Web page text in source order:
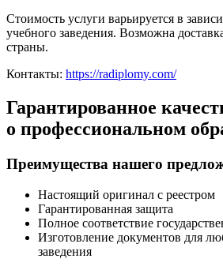
Стоимость услуги варьируется в
учебного заведения. Возможна
страны.
Контакты: https://radiplomy.com/
Гарантированное
о профессиональном
Преимущества нашего
Настоящий оригинал с реестром
Гарантированная защита
Полное соответствие
Изготовление документов для
заведения